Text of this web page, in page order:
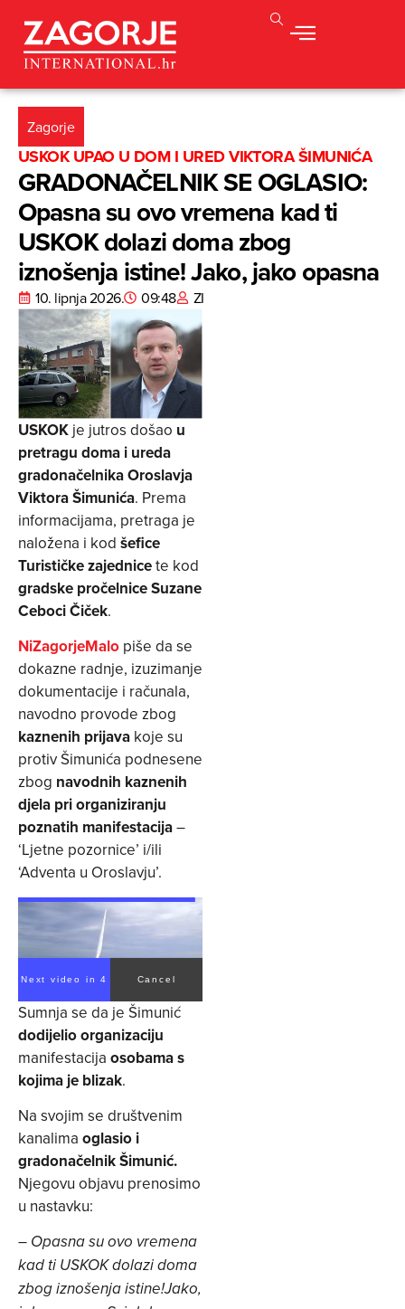
Zagorje
USKOK UPAO U DOM I URED VIKTORA ŠIMUNIĆA
GRADONAČELNIK SE OGLASIO:
Opasna su ovo vremena kad ti
USKOK dolazi doma zbog
iznošenja istine! Jako, jako opasna
10. lipnja 2026. 09:48 ZI
USKOK je jutros došao u
pretragu doma i ureda
gradonačelnika Oroslavja
Viktora Šimunića. Prema
informacijama, pretraga je
naložena i kod šefice
Turističke zajednicete kod
gradske pročelnice Suzane
Ceboci Čiček.
NiZagorjeMalo piše da se
dokazne radnje, izuzimanje
dokumentacije i računala,
navodno provode zbog
kaznenih prijava koje su
protiv Šimunića podnesene
zbog navodnih kaznenih
djela pri organiziranju
poznatih manifestacija–
‘Ljetne pozornice’ i/ili
‘Adventa u Oroslavju’.
Next video in 4 Cancel
Sumnja se da je Šimunić
dodijelio organizaciju
manifestacija osobama s
kojima je blizak.
Na svojim se društvenim
kanalima oglasio i
gradonačelnik Šimunić.
Njegovu objavu prenosimo
u nastavku:
– Opasna su ovo vremena
kad ti USKOK dolazi doma
zbog iznošenja istine!Jako,